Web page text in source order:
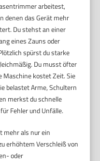
arbeitest,
denen das Gerät mehr
Du stehst an einer
eines Zauns oder
spürst du starke
Du musst öfter
Maschine kostet Zeit. Sie
belastet Arme, Schultern
merkst du schnelle
Fehler und Unfälle.
mehr als nur ein
erhöhtem Verschleiß von
oder